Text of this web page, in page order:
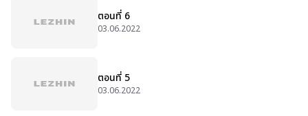
ตอนที่ 6
03.06.2022
ตอนที่ 5
03.06.2022